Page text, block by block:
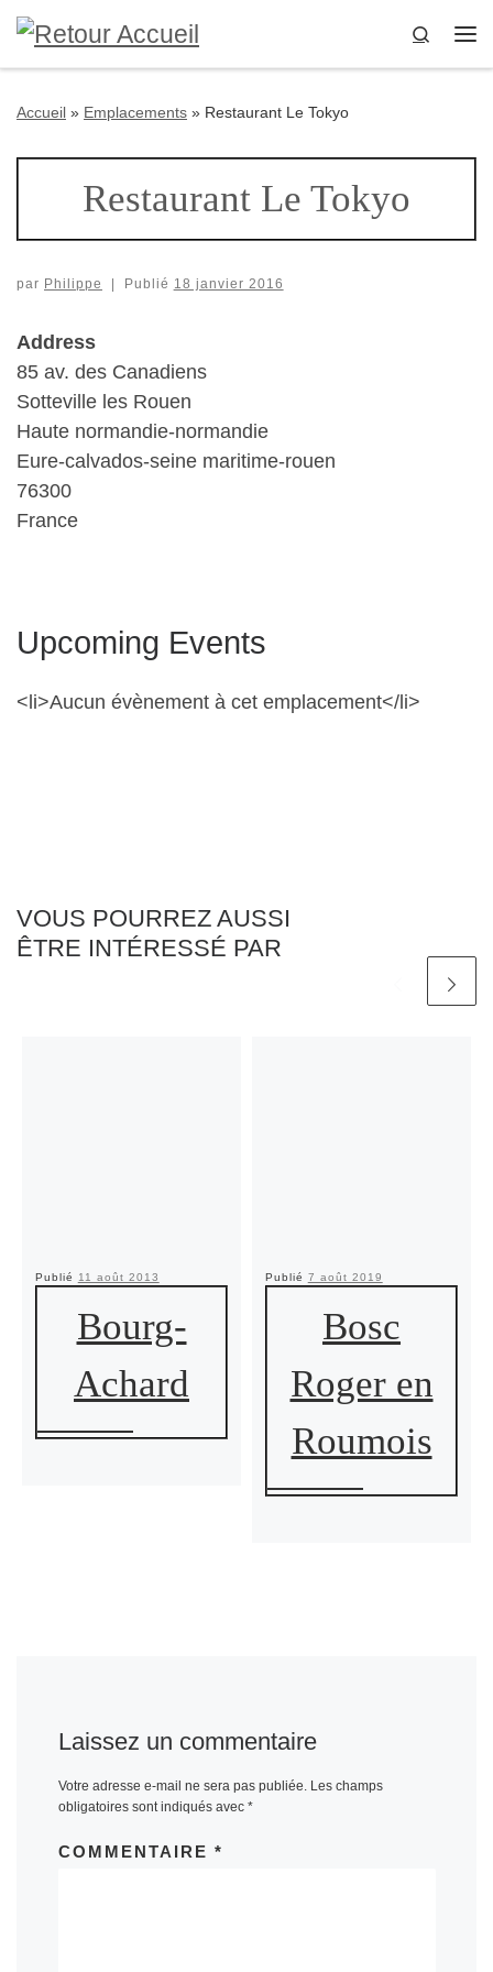
Passer au contenu
Search
Accueil » Emplacements » Restaurant Le Tokyo
Restaurant Le Tokyo
par Philippe Publié 18 janvier 2016
Address
85 av. des Canadiens
Sotteville les Rouen
Haute normandie-normandie
Eure-calvados-seine maritime-rouen
76300
France
Upcoming Events
<li>Aucun évènement à cet emplacement</li>
VOUS POURREZ AUSSI
ÊTRE INTÉRESSÉ PAR
Publié 11 août 2013
Bourg-
Achard
Publié 7 août 2019
Bosc
Roger en
Roumois
Laissez un commentaire
Votre adresse e-mail ne sera pas publiée. Les champs
obligatoires sont indiqués avec *
COMMENTAIRE *